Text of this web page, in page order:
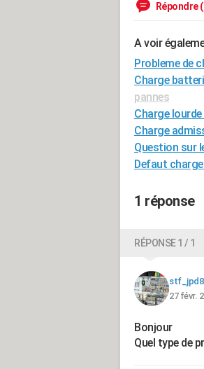
Répondre
A voir
Probleme de
Charge
pannes
Charge
Charge
Question sur
Defaut
1 réponse
RÉPONSE 1 / 1
27 févr.
Bonjour
Quel type de